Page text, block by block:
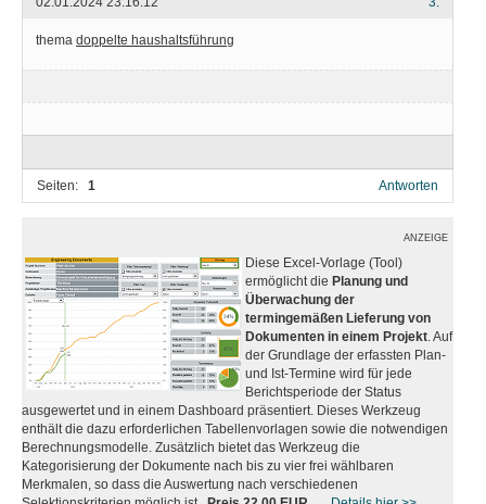
thema doppelte haushaltsführung
Seiten: 1 Antworten
ANZEIGE
Diese Excel-Vorlage (Tool)
ermöglicht die Planung und
Überwachung der
termingemäßen Lieferung von
Dokumenten in einem Projekt . Auf
der Grundlage der erfassten Plan-
und Ist-Termine wird für jede
Berichtsperiode der Status
ausgewertet und in einem Dashboard präsentiert. Dieses Werkzeug
enthält die dazu erforderlichen Tabellenvorlagen sowie die notwendigen
Berechnungsmodelle. Zusätzlich bietet das Werkzeug die
Kategorisierung der Dokumente nach bis zu vier frei wählbaren
Merkmalen, so dass die Auswertung nach verschiedenen